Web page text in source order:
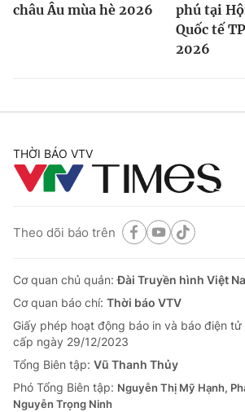
châu Âu mùa hè 2026
phú tại
Quốc tế
2026
THỜI BÁO VTV
Theo dõi báo trên
Cơ quan chủ quản:Đài Truyền hình Việt
Cơ quan báo chí: Thời báo VTV
Giấy phép hoạt động báo in và báo điện
cấp ngày 29/12/2023
Tổng Biên tập: Vũ Thanh Thủy
Phó Tổng Biên tập: Nguyễn Thị Mỹ Hạnh,
Nguyễn Trọng Ninh